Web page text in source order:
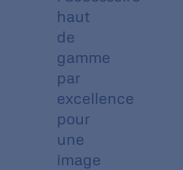
haut
de
gamme
par
excellence
pour
une
image